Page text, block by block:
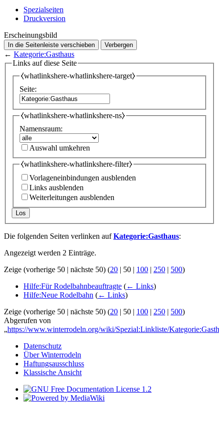
Spezialseiten
Druckversion
Erscheinungsbild
In die Seitenleiste verschieben Verbergen
← Kategorie:Gasthaus
Links auf diese Seite
⧼whatlinkshere-whatlinkshere-target⧽
Seite:
⧼whatlinkshere-whatlinkshere-ns⧽
Namensraum:
Auswahl umkehren
⧼whatlinkshere-whatlinkshere-filter⧽
Vorlageneinbindungen ausblenden
Links ausblenden
Weiterleitungen ausblenden
Los
Die folgenden Seiten verlinken aufKategorie:Gasthaus:
Angezeigt werden 2 Einträge.
Zeige (vorherige 50 | nächste 50) (20 | 50 | 100 | 250 | 500)
Hilfe:Für Rodelbahnbeauftragte (← Links)
Hilfe:Neue Rodelbahn (← Links)
Zeige (vorherige 50 | nächste 50) (20 | 50 | 100 | 250 | 500)
Abgerufen von
„https://www.winterrodeln.org/wiki/Spezial:Linkliste/
Datenschutz
Über Winterrodeln
Haftungsausschluss
Klassische Ansicht